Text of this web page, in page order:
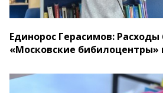
Единорос Герасимов:
«Московские бибилоцентры»